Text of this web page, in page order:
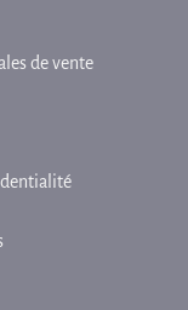
de vente